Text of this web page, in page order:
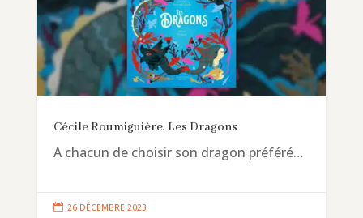
Cécile Roumiguière, Les Dragons
A chacun de choisir son dragon préféré…
 26 DÉCEMBRE 2023